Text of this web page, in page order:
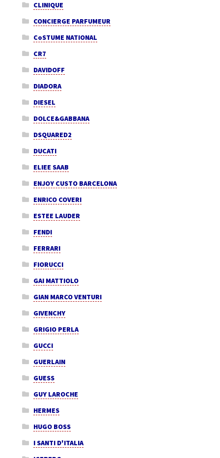
CLINIQUE
CONCIERGE PARFUMEUR
CoSTUME NATIONAL
CR7
DAVIDOFF
DIADORA
DIESEL
DOLCE&GABBANA
DSQUARED2
DUCATI
ELIEE SAAB
ENJOY CUSTO BARCELONA
ENRICO COVERI
ESTEE LAUDER
FENDI
FERRARI
FIORUCCI
GAI MATTIOLO
GIAN MARCO VENTURI
GIVENCHY
GRIGIO PERLA
GUCCI
GUERLAIN
GUESS
GUY LAROCHE
HERMES
HUGO BOSS
I SANTI D'ITALIA